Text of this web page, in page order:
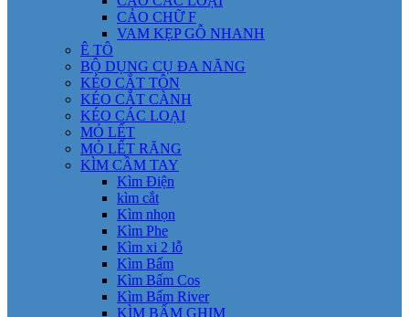
CẢO CHỮ F
VAM KẸP GỖ NHANH
Ê TÔ
BỘ DỤNG CỤ ĐA NĂNG
KÉO CẮT TÔN
KÉO CẮT CÀNH
KÉO CÁC LOẠI
MỎ LẾT
MỎ LẾT RĂNG
KÌM CẦM TAY
Kìm Điện
kìm cắt
Kìm nhọn
Kìm Phe
Kìm xi 2 lỗ
Kìm Bấm
Kìm Bấm Cos
Kìm Bấm River
KÌM BẤM GHIM